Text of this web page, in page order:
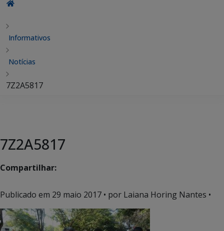
Informativos
Notícias
7Z2A5817
7Z2A5817
Compartilhar:
Publicado em 29 maio 2017 • por Laiana Horing Nantes •